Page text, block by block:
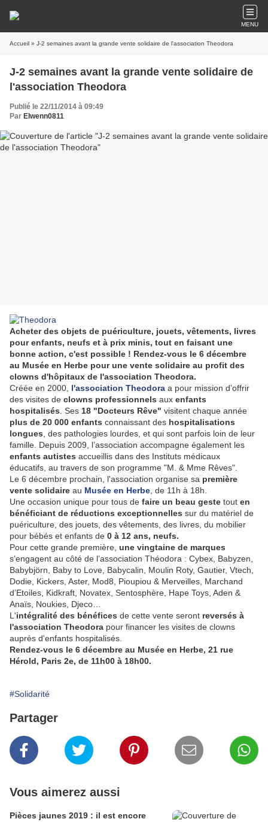
MENU
Accueil » J-2 semaines avant la grande vente solidaire de l'association Theodora
J-2 semaines avant la grande vente solidaire de
l'association Theodora
Publié le 22/11/2014 à 09:49
Par Elwenn0811
Acheter des objets de puériculture, jouets, vêtements, livres
pour enfants, neufs et à prix minis, tout en faisant une
bonne action, c'est possible ! Rendez-vous le 6 décembre
au Musée en Herbe pour une vente solidaire au profit des
clowns d'hôpitaux de l'association Theodora.
Créée en 2000, l'association Theodora a pour mission d’offrir
des visites de clowns professionnels aux enfants
hospitalisés . Ses 18 "Docteurs Rêve" visitent chaque année
plus de 20 000 enfants connaissant des hospitalisations
longues , des pathologies lourdes, et qui sont parfois loin de leur
famille. Depuis 2009, l’association accompagne également les
enfants autistes accueillis dans des Instituts médicaux
éducatifs, au travers de son programme "M. & Mme Rêves".
Le 6 décembre prochain, l'association organise sa première
vente solidaire au Musée en Herbe , de 11h à 18h.
Une occasion unique pour tous de faire un beau geste tout en
bénéficiant de réductions exceptionnelles sur du matériel de
puériculture, des jouets, des vêtements, des livres, du mobilier
pour bébés et enfants de 0 à 12 ans, neufs.
Pour cette grande première, une vingtaine de marques
s’engagent au côté de l’association Théodora : Cybex, Babyzen,
Babybjörn, Baby to Love, Babycalin, Moulin Roty, Gautier, Vtech,
Dodie, Kickers, Aster, Mod8, Pioupiou & Merveilles, Marchand
d’Etoiles, Kidkraft, Novatex, Sentosphère, Hape Toys, Aden &
Anaïs, Noukies, Djeco…
L'intégralité des bénéfices de cette vente seront reversés à
l'association Theodora pour financer les visites de clowns
auprès d'enfants hospitalisés.
Rendez-vous le 6 décembre au Musée en Herbe, 21 rue
Hérold, Paris 2e, de 11h00 à 18h00.
#Solidarité
Partager
Vous aimerez aussi
Pièces jaunes 2019 : il est encore